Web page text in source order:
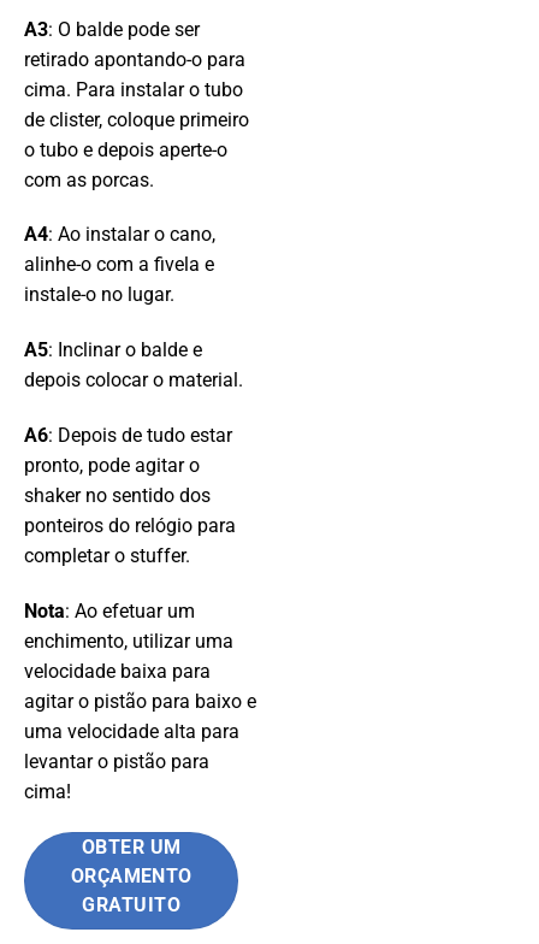
A3: O balde pode ser
retirado apontando-o para
cima. Para instalar o tubo
de clister, coloque primeiro
o tubo e depois aperte-o
com as porcas.
A4: Ao instalar o cano,
alinhe-o com a fivela e
instale-o no lugar.
A5: Inclinar o balde e
depois colocar o material.
A6: Depois de tudo estar
pronto, pode agitar o
shaker no sentido dos
ponteiros do relógio para
completar o stuffer.
Nota: Ao efetuar um
enchimento, utilizar uma
velocidade baixa para
agitar o pistão para baixo e
uma velocidade alta para
levantar o pistão para
cima!
OBTER UM
ORÇAMENTO
GRATUITO